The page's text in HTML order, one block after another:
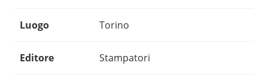
Luogo Torino
Editore Stampatori